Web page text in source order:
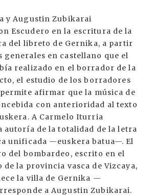
y Augustin Zubikarai
Escudero en la escritura de la
del libreto de Gernika, a partir
generales en castellano que el
realizado en el borrador de la
el estudio de los borradores
afirmar que la música de
con anterioridad al texto
A Carmelo Iturria
autoría de la totalidad de la letra
unificada —euskera batua—. El
del bombardeo, escrito en el
de la provincia vasca de Vizcaya,
la villa de Gernika —
a Augustin Zubikarai.